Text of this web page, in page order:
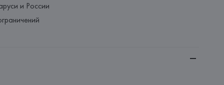
и России